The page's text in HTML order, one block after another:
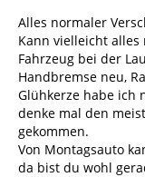
Alles normaler
Kann vielleicht alles
Fahrzeug bei der
Handbremse neu,
Glühkerze habe ich
denke mal den
gekommen.
Von Montagsauto
da bist du wohl